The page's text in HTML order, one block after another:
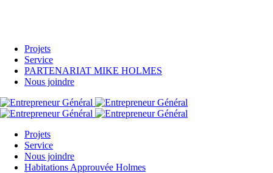
Projets
Service
PARTENARIAT MIKE HOLMES
Nous joindre
Projets
Service
Nous joindre
Habitations Approuvée Holmes